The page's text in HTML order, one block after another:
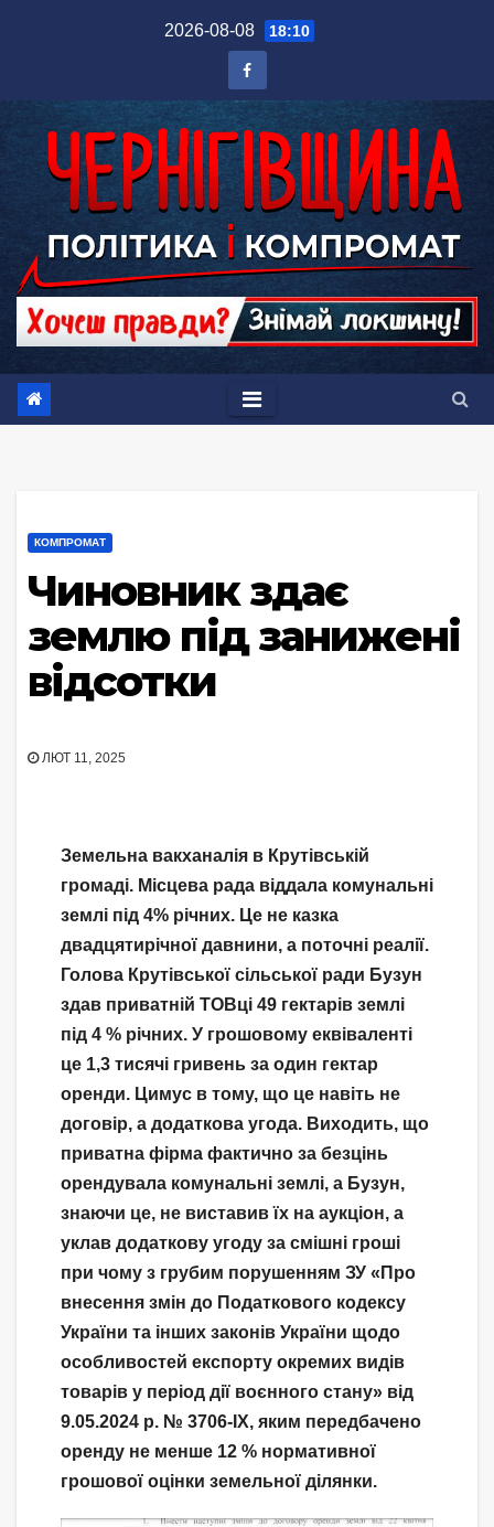
2026-08-08 18:10
КОМПРОМАТ
Чиновник здає
землю під занижені
відсотки
ЛЮТ 11, 2025
Земельна вакханалія в Крутівській
громаді. Місцева рада віддала комунальні
землі під 4% річних. Це не казка
двадцятирічної давнини, а поточні реалії.
Голова Крутівської сільської ради Бузун
здав приватній ТОВці 49 гектарів землі
під 4 % річних. У грошовому еквіваленті
це 1,3 тисячі гривень за один гектар
оренди. Цимус в тому, що це навіть не
договір, а додаткова угода. Виходить, що
приватна фірма фактично за безцінь
орендувала комунальні землі, а Бузун,
знаючи це, не виставив їх на аукціон, а
уклав додаткову угоду за смішні гроші
при чому з грубим порушенням ЗУ «Про
внесення змін до Податкового кодексу
України та інших законів України щодо
особливостей експорту окремих видів
товарів у період дії воєнного стану» від
9.05.2024 р. № 3706-IX, яким передбачено
оренду не менше 12 % нормативної
грошової оцінки земельної ділянки.